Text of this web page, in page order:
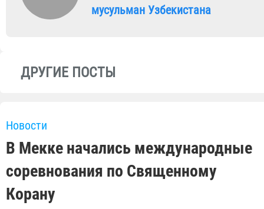
мусульман Узбекистана
ДРУГИЕ ПОСТЫ
Новости
В Мекке начались международные
соревнования по Священному
Корану